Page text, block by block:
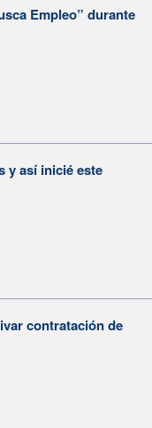
Empleo” durante
y así inicié este
contratación de